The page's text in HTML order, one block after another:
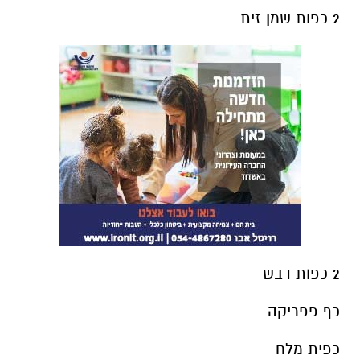
2 כפות שמן זית
2 כפות דבש
כף פפריקה
כפית מלח